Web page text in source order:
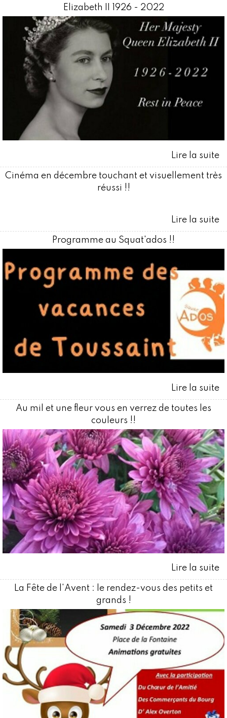
Elizabeth II 1926 - 2022
Cinéma en décembre touchant et visuellement très
réussi !!
Programme au Squat'ados !!
Au mil et une fleur vous en verrez de toutes les
couleurs !!
La Fête de l'Avent : le rendez-vous des petits et
grands !